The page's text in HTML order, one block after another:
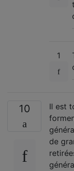
1
10
Il est
de